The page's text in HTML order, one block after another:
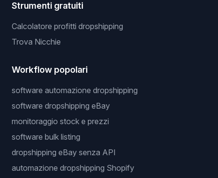
Strumenti gratuiti
Calcolatore profitti dropshipping
Trova Nicchie
Workflow popolari
software automazione dropshipping
software dropshipping eBay
monitoraggio stock e prezzi
software bulk listing
dropshipping eBay senza API
automazione dropshipping Shopify